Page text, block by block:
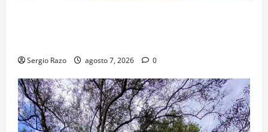
Sergio Razo agosto 7, 2026 0